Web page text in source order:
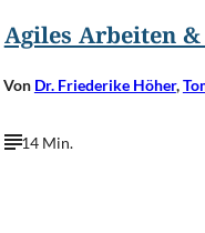
Agiles Arbeiten &
Von Dr. Friederike Höher,
14 Min.